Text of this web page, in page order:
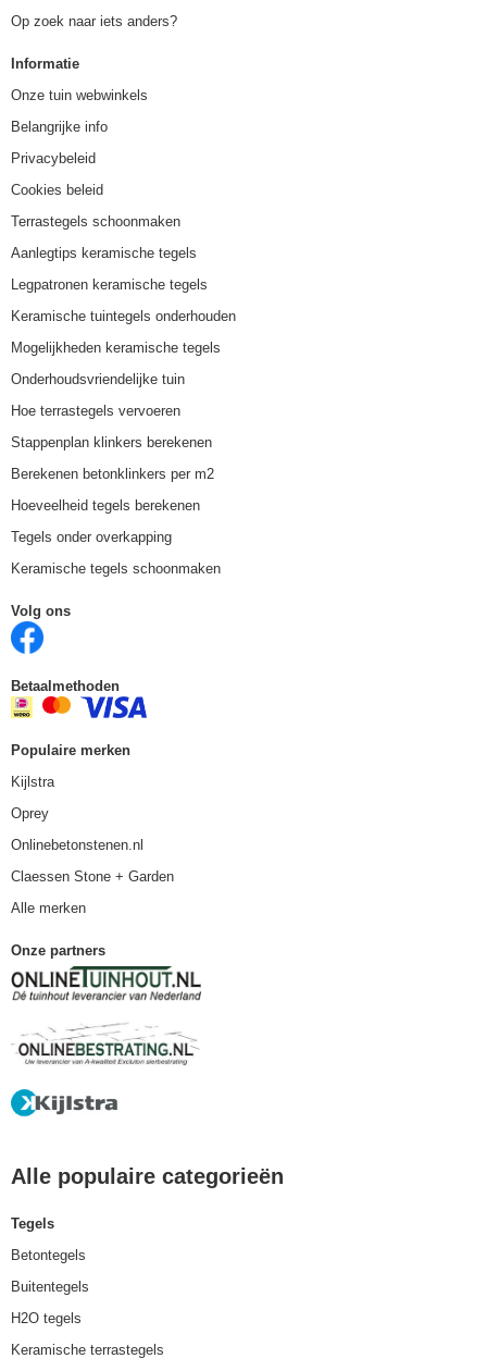
Op zoek naar iets anders?
Informatie
Onze tuin webwinkels
Belangrijke info
Privacybeleid
Cookies beleid
Terrastegels schoonmaken
Aanlegtips keramische tegels
Legpatronen keramische tegels
Keramische tuintegels onderhouden
Mogelijkheden keramische tegels
Onderhoudsvriendelijke tuin
Hoe terrastegels vervoeren
Stappenplan klinkers berekenen
Berekenen betonklinkers per m2
Hoeveelheid tegels berekenen
Tegels onder overkapping
Keramische tegels schoonmaken
Volg ons
Betaalmethoden
Populaire merken
Kijlstra
Oprey
Onlinebetonstenen.nl
Claessen Stone + Garden
Alle merken
Onze partners
Alle populaire categorieën
Tegels
Betontegels
Buitentegels
H2O tegels
Keramische terrastegels